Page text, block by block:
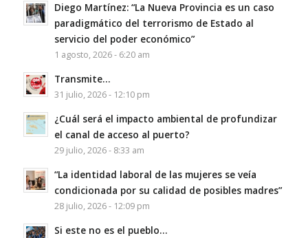
Diego Martínez: “La Nueva Provincia es un caso
paradigmático del terrorismo de Estado al
servicio del poder económico”
1 agosto, 2026 - 6:20 am
Transmite…
31 julio, 2026 - 12:10 pm
¿Cuál será el impacto ambiental de profundizar
el canal de acceso al puerto?
29 julio, 2026 - 8:33 am
“La identidad laboral de las mujeres se veía
condicionada por su calidad de posibles madres”
28 julio, 2026 - 12:09 pm
Si este no es el pueblo…